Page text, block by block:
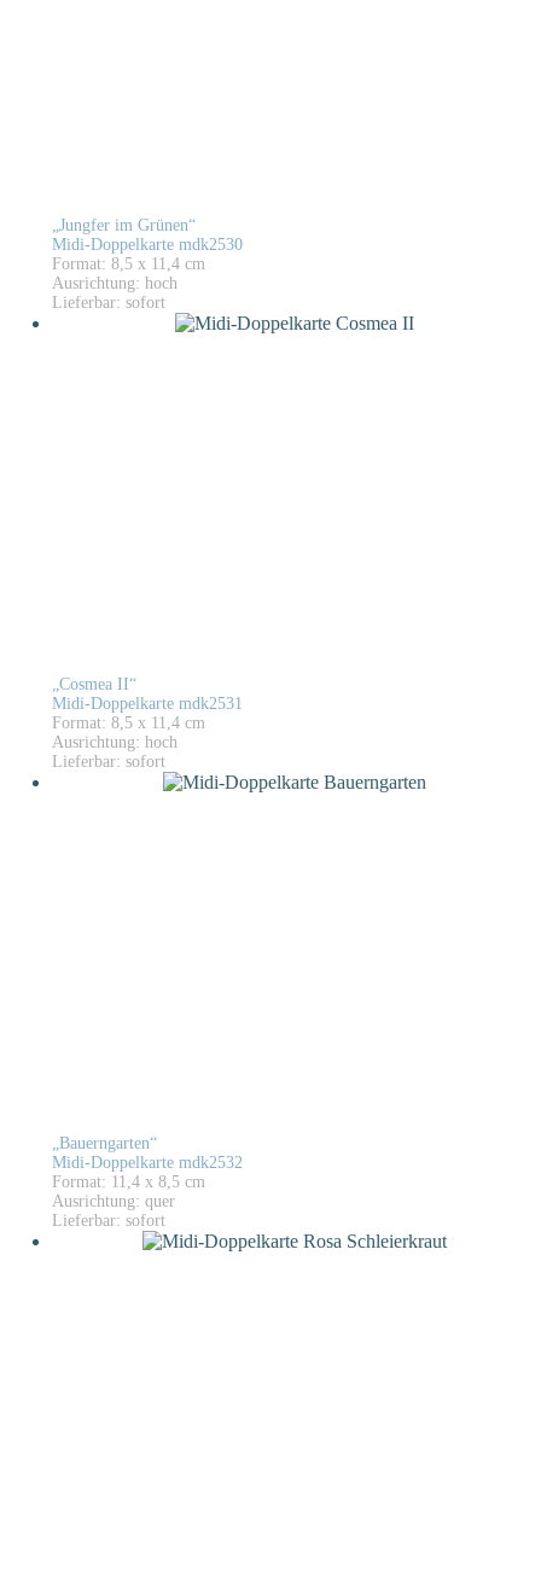
„Jungfer im Grünen“
Midi-Doppelkarte mdk2530
Format: 8,5 x 11,4 cm
Ausrichtung: hoch
Lieferbar: sofort
„Cosmea II“
Midi-Doppelkarte mdk2531
Format: 8,5 x 11,4 cm
Ausrichtung: hoch
Lieferbar: sofort
„Bauerngarten“
Midi-Doppelkarte mdk2532
Format: 11,4 x 8,5 cm
Ausrichtung: quer
Lieferbar: sofort